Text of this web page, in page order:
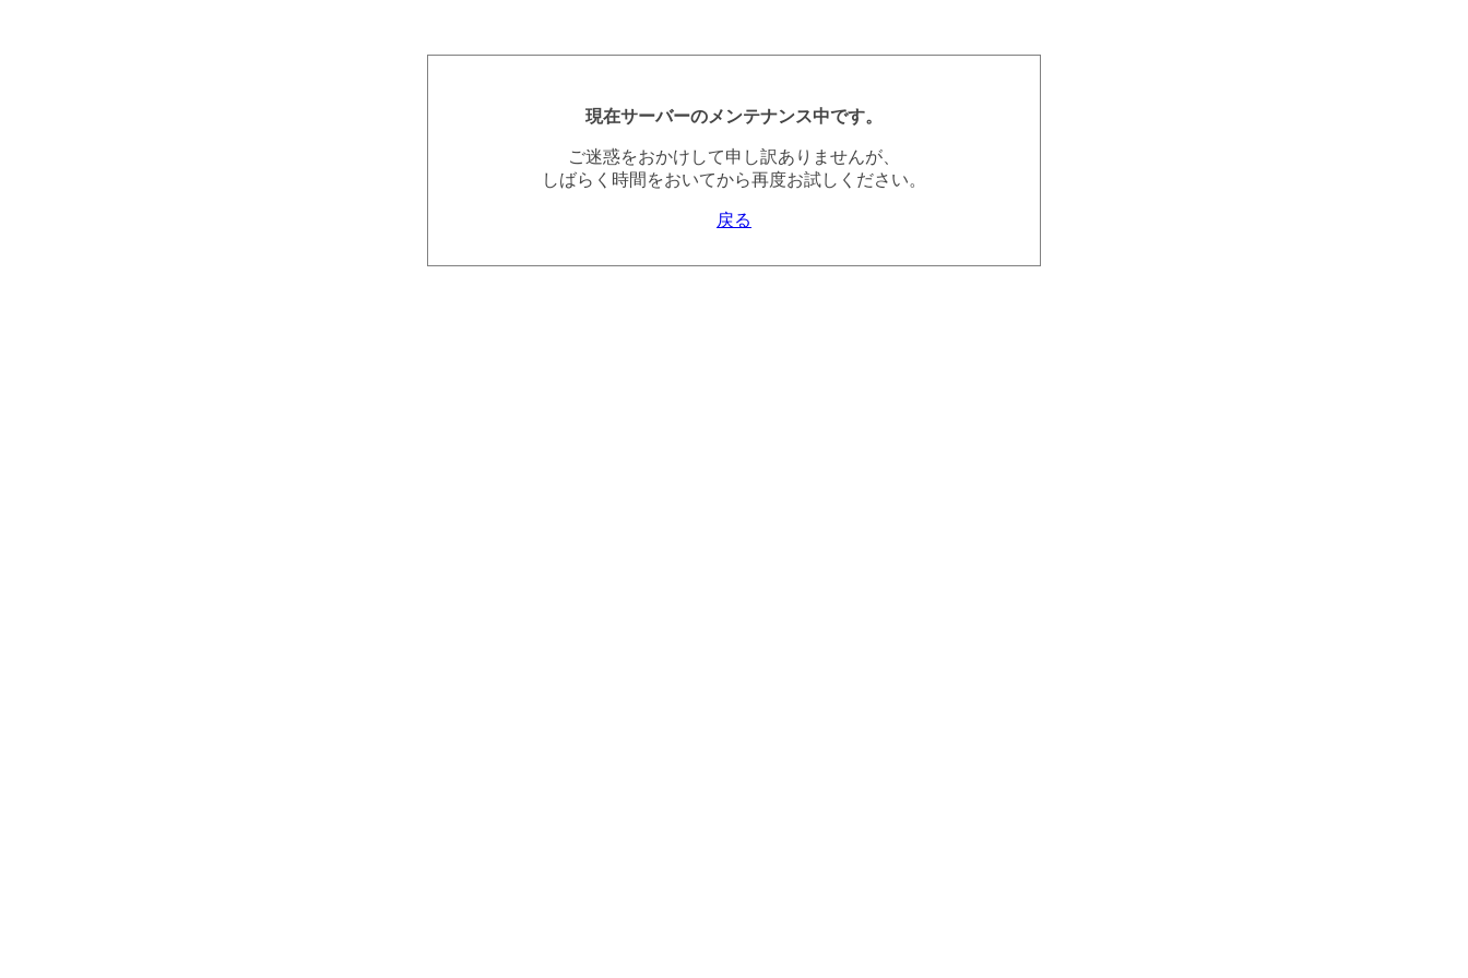
現在サーバーのメンテナンス中です。
ご迷惑をおかけして申し訳ありませんが、
しばらく時間をおいてから再度お試しください。
戻る